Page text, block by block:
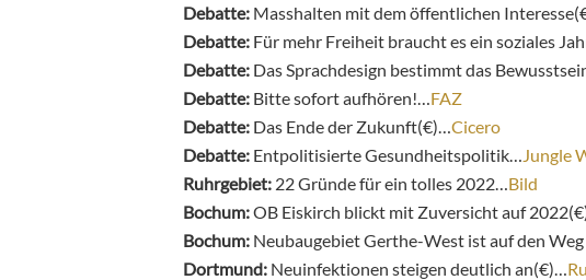
Debatte: Masshalten mit dem öffentlichen
Debatte: Für mehr Freiheit braucht es ein soziales
Debatte: Das Sprachdesign bestimmt das
Debatte: Bitte sofort aufhören!… FAZ
Debatte: Das Ende der Zukunft(€)… Cicero
Debatte: Entpolitisierte Gesundheitspolitik…
Jungle
Ruhrgebiet: 22 Gründe für ein tolles 2022… Bild
Bochum:OB Eiskirch blickt mit Zuversicht auf
Bochum: Neubaugebiet Gerthe-West ist auf den Weg
Dortmund: Neuinfektionen steigen deutlich an(€)…